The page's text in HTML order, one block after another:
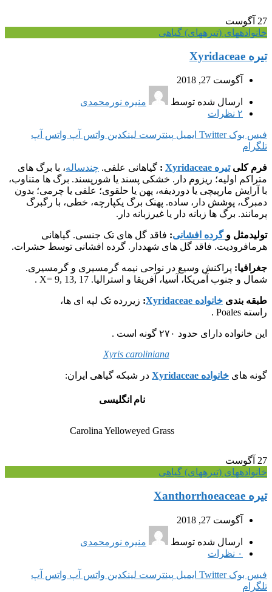
27 آگوست
خانواده‎های (تیره‎های) گیاهی
تیره Xyridaceae
آگوست 27, 2018
ارسال شده توسط
منیره نورمحمدی
۲ نظرات
فیس بوک Twitter ایمیل پینترست لینکدین واتس آپ واتس آپ
تلگرام
فرم کلیتیره Xyridaceae : گیاهانی علفی. چندساله، با برگ های
متراکم اولیه؛ ریزوم دار. خشکی پسند یا شورپسند. برگ ها متناوب،
با آرایش مارپیچی یا دوردیفه، پهن یا حلقوی؛ علفی یا چرمی؛ بدون
دمبرگ، پوشش دار، ساده. پهنک برگ یکپارچه، خطی، با رگبرگ
پرمانند. برگ ها زبانه دار یا غیرزبانه دار.
تولیدمثل و گرده افشانی: فاقد گل های تک جنسی. گیاهانی
هرمافرودیت. فاقد گل های شهددار. گرده افشانی توسط حشرات.
جغرافیا: پراکنش وسیع در نواحی نیمه گرمسیری و گرمسیری.
شمال و جنوب آمریکا، آسیا، آفریقا و استرالیا. X= 9, 13, 17 .
طبقه بندی خانواده Xyridaceae : زیررده تک لپه ای ها،
راسته Poales .
این خانواده دارای حدود ۲۷۰ گونه است .
Xyris caroliniana
گونه های خانواده Xyridaceae در شبکه گیاهی ایران:
نام انگلیسی
Carolina Yelloweyed Grass
27 آگوست
خانواده‎های (تیره‎های) گیاهی
تیره Xanthorrhoeaceae
آگوست 27, 2018
ارسال شده توسط
منیره نورمحمدی
۰ نظرات
فیس بوک Twitter ایمیل پینترست لینکدین واتس آپ واتس آپ
تلگرام